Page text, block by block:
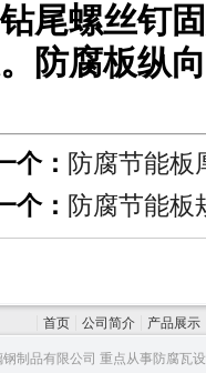
尾螺丝钉
防腐板纵
个： 防腐节能板
个： 防腐节能板
首页 公司简介 产品展示
制品有限公司 重点从事防腐瓦